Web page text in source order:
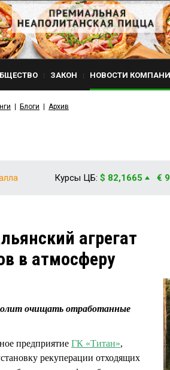
ЗАКОН НОВОСТИ
Блоги Архив
Курсы ЦБ: $ 82,1665 €
агрегат
в атмосферу
очищать отработанные
предприятие ГК «Титан»,
рекуперации отходящих